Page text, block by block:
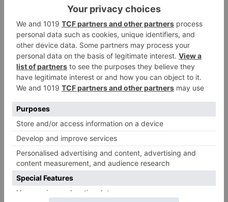
3
El Burgos CF oficializa la salida
de Aitor Córdoba al fútbol chino
4
SODEBUR pone el broche de oro
a la participación de la provincia
de Burgos en FITUR
5
Fútbol Burgos: Lucas Ricoy
finaliza su etapa como